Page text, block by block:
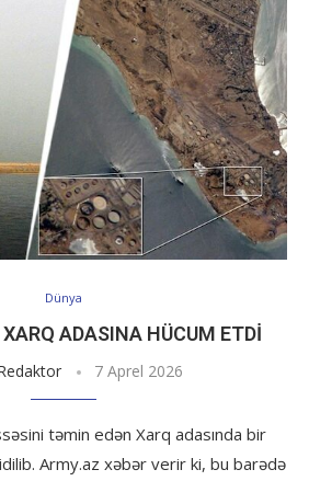
Dünya
ADASINA HÜCUM ETDI
7 Aprel 2026
təmin edən Xarq adasında bir
Army.az xəbər verir ki, bu barədə